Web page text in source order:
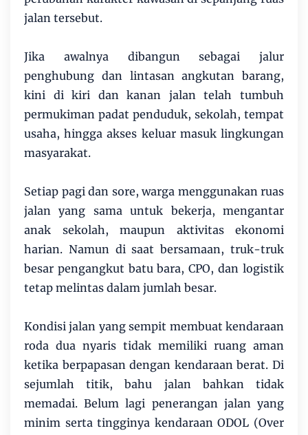
jalan tersebut.
Jika awalnya dibangun sebagai jalur
penghubung dan lintasan angkutan barang,
kini di kiri dan kanan jalan telah tumbuh
permukiman padat penduduk, sekolah, tempat
usaha, hingga akses keluar masuk lingkungan
masyarakat.
Setiap pagi dan sore, warga menggunakan ruas
jalan yang sama untuk bekerja, mengantar
anak sekolah, maupun aktivitas ekonomi
harian. Namun di saat bersamaan, truk-truk
besar pengangkut batu bara, CPO, dan logistik
tetap melintas dalam jumlah besar.
Kondisi jalan yang sempit membuat kendaraan
roda dua nyaris tidak memiliki ruang aman
ketika berpapasan dengan kendaraan berat. Di
sejumlah titik, bahu jalan bahkan tidak
memadai. Belum lagi penerangan jalan yang
minim serta tingginya kendaraan ODOL (Over